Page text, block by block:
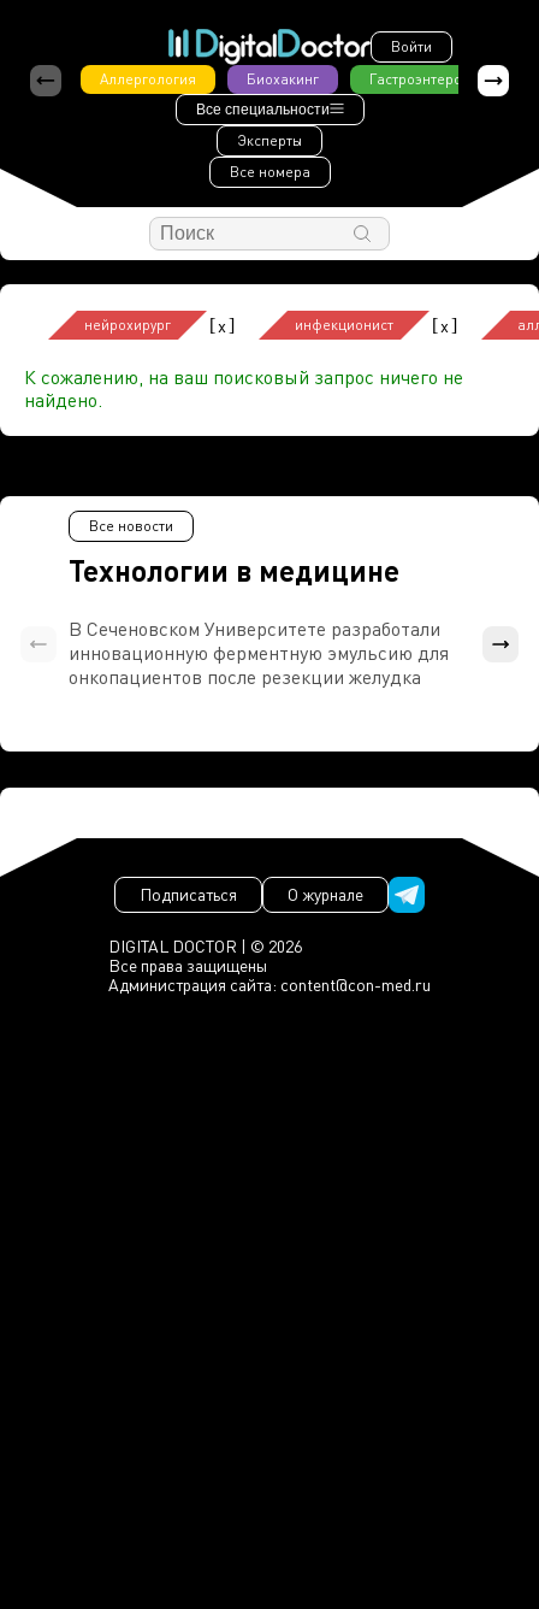
Войти
Аллергология
Биохакинг Гастроэнтерология
Все специальности
Эксперты
Все номера
нейрохирург [x] инфекционист [x]
К сожалению, на ваш поисковый запрос ничего не
найдено.
Технологии в медицине
Все новости
В Сеченовском Университете разработали
инновационную ферментную эмульсию для
онкопациентов после резекции желудка
DIGITAL DOCTOR | © 2026
Все права защищены
Администрация сайта: content@con-med.ru
Подписаться О журнале